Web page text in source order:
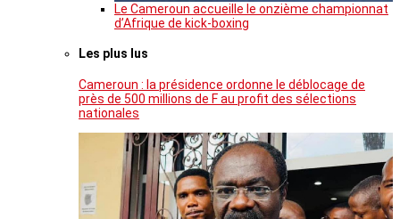
Le Cameroun accueille le onzième championnat
d’Afrique de kick-boxing
Les plus lus
Cameroun : la présidence ordonne le déblocage de
près de 500 millions de F au profit des sélections
nationales